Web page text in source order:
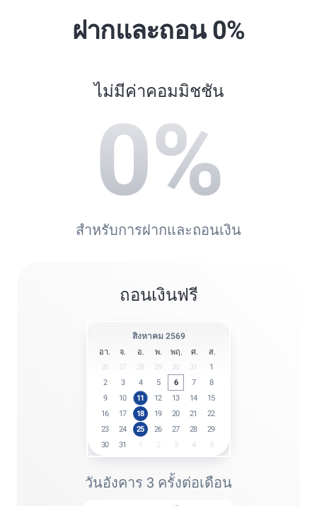
ฝากและถอน 0%
ไม่มีค่าคอมมิชชัน
0%
สำหรับการฝากและถอนเงิน
ถอนเงินฟรี
สิงหาคม 2569
อา. จ. อ. พ. พฤ. ศ.
ส.
26
27 28 29 30 31
1
2
3 4 5 6 7
8
9
10 11 12 13 14
15
16
17 18 19 20 21
22
23
24 25 26 27 28
29
30
31 1 2 3 4 5
วันอังคาร 3 ครั้งต่อเดือน